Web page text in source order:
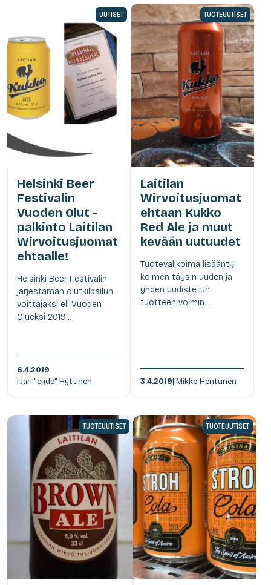
UUTISET
Helsinki Beer
Festivalin
Vuoden Olut -
palkinto Laitilan
Wirvoitusjuomat
ehtaalle!
Helsinki Beer Festivalin
järjestämän olutkilpailun
voittajaksi eli Vuoden
Olueksi 2019...
6.4.2019
| Jari "cyde" Hyttinen
TUOTEUUTISET
Laitilan
Wirvoitusjuomat
ehtaan Kukko
Red Ale ja muut
kevään uutuudet
Tuotevalikoima lisääntyi
kolmen täysin uuden ja
yhden uudistetun
tuotteen voimin....
3.4.2019| Mikko Hentunen
TUOTEUUTISET TUOTEUUTISET